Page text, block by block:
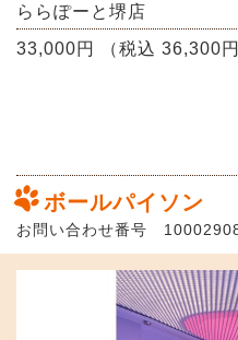
ららぽーと堺店
33,000円 （税込 36,300円
ボールパイソン
お問い合わせ番号